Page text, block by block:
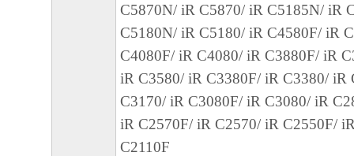
C5870N/ iR C5870/ iR C5185N/ iR
C5180N/ iR C5180/ iR C4580F/ iR
C4080F/ iR C4080/ iR C3880F/ iR
iR C3580/ iR C3380F/ iR C3380/ iR
C3170/ iR C3080F/ iR C3080/ iR
iR C2570F/ iR C2570/ iR C2550F/
C2110F